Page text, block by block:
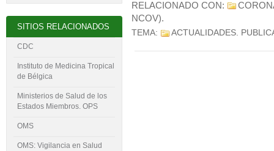
RELACIONADO CON:
NCOV).
TEMA: ACTUALIDADES.
SITIOS RELACIONADOS
CDC
Instituto de Medicina Tropical
de Bélgica
Ministerios de Salud de los
Estados Miembros. OPS
OMS
OMS: Vigilancia en Salud